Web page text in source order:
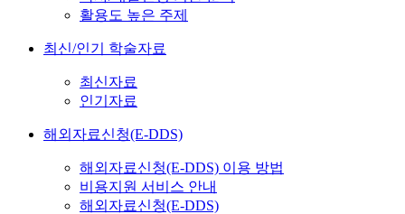
활용도 높은 주제
최신/인기 학술자료
최신자료
인기자료
해외자료신청(E-DDS)
해외자료신청(E-DDS) 이용 방법
비용지원 서비스 안내
해외자료신청(E-DDS)